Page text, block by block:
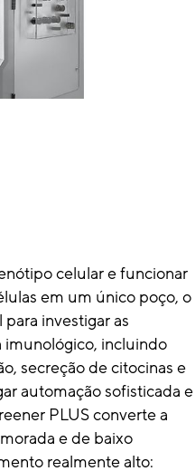
celular e funcionar
em um único poço, o
investigar as
imunológico, incluindo
secreção de citocinas e
automação sofisticada e
PLUS converte a
e de baixo
realmente alto: